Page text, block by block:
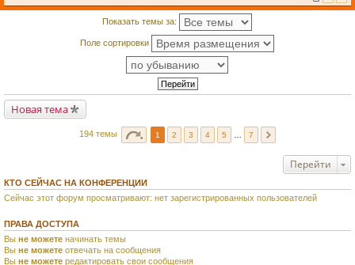
Показать темы за:
Поле сортировки
Новая тема
194 темы 1 2 3 4 5 7
Перейти
КТО СЕЙЧАС НА КОНФЕРЕНЦИИ
Сейчас этот форум просматривают: нет зарегистрированных пользователей
ПРАВА ДОСТУПА
Вы не можете начинать темы
Вы не можете отвечать на сообщения
Вы не можете редактировать свои сообщения